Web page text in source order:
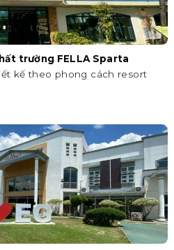
trường FELLA Sparta
kế theo phong cách resort